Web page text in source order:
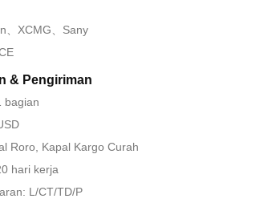
、XCMG、Sany
& Pengiriman
bagian
Roro, Kapal Kargo Curah
hari kerja
L/CT/TD/P